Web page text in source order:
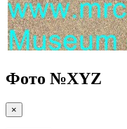
Фото №XYZ
×